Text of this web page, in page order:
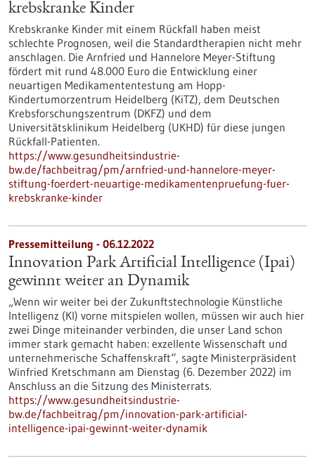
krebskranke Kinder
Krebskranke Kinder mit einem Rückfall haben meist
schlechte Prognosen, weil die Standardtherapien nicht mehr
anschlagen. Die Arnfried und Hannelore Meyer-Stiftung
fördert mit rund 48.000 Euro die Entwicklung einer
neuartigen Medikamententestung am Hopp-
Kindertumorzentrum Heidelberg (KiTZ), dem Deutschen
Krebsforschungszentrum (DKFZ) und dem
Universitätsklinikum Heidelberg (UKHD) für diese jungen
Rückfall-Patienten.
https://www.gesundheitsindustrie-
bw.de/fachbeitrag/pm/arnfried-und-hannelore-meyer-
stiftung-foerdert-neuartige-medikamentenpruefung-fuer-
krebskranke-kinder
Pressemitteilung - 06.12.2022
Innovation Park Artificial Intelligence (Ipai)
gewinnt weiter an Dynamik
„Wenn wir weiter bei der Zukunftstechnologie Künstliche
Intelligenz (KI) vorne mitspielen wollen, müssen wir auch hier
zwei Dinge miteinander verbinden, die unser Land schon
immer stark gemacht haben: exzellente Wissenschaft und
unternehmerische Schaffenskraft“, sagte Ministerpräsident
Winfried Kretschmann am Dienstag (6. Dezember 2022) im
Anschluss an die Sitzung des Ministerrats.
https://www.gesundheitsindustrie-
bw.de/fachbeitrag/pm/innovation-park-artificial-
intelligence-ipai-gewinnt-weiter-dynamik